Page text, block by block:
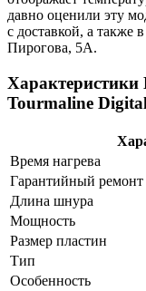
давно оценили эту
с доставкой, а также
Пирогова, 5А.
Tourmaline
Время нагрева
Гарантийный ремонт
Длина шнура
Мощность
Размер пластин
Тип
Особенность